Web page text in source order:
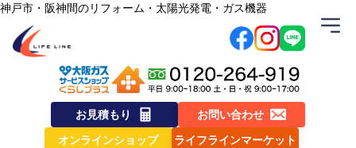
内容をスキップ
神戸市・阪神間のリフォーム・太陽光発電・ガス機器
株式会社ライフライン
お見積もり
お問い合わせ
オンラインショップ
ライフラインマーケット